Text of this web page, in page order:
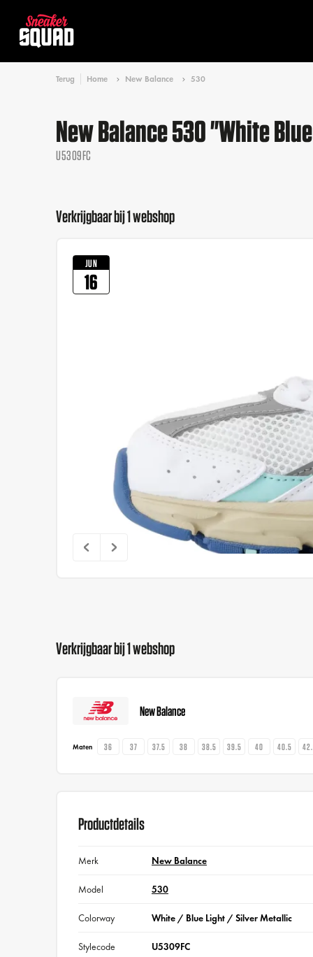
Terug Home New Balance 530
New Balance 530 "White
U5309FC
Verkrijgbaar bij 1 webshop
JUN
16
Verkrijgbaar bij 1 webshop
New Balance
Maten 36 37 37.5 38 38.5 39.5 40 40.5
Productdetails
Merk New Balance
Model 530
Colorway White / Blue Light / Silver Metallic
Stylecode U5309FC